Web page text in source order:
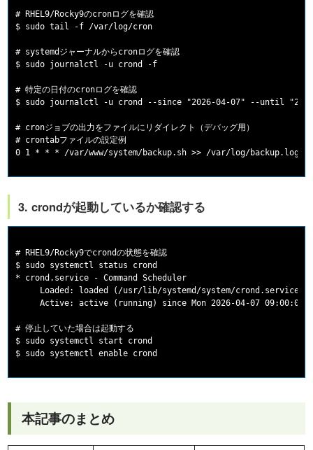
# RHEL9/Rocky9のcronログを確認
$ sudo tail -f /var/log/cron
# systemdジャーナルからcronログを確認
$ sudo journalctl -u crond -f
# 特定の日付のcronログを確認
$ sudo journalctl -u crond --since "2026-04-07" --until
# cronジョブの出力をファイルにリダイレクト（デバッグ用）
# crontabファイルの設定例
3. crondが起動しているか確認する
# RHEL9/Rocky9でcrondの状態を確認
$ sudo systemctl status crond
* crond.service - Command Scheduler
Loaded: loaded (/usr/lib/systemd/system/crond.service;
Active: active (running) since Mon 2026-04-07 09:00:00
# 停止していた場合は起動する
$ sudo systemctl start crond
本記事のまとめ